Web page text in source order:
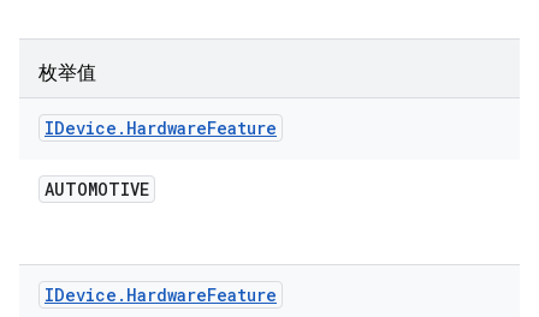
枚举值
IDevice . HardwareFeature
AUTOMOTIVE
IDevice . HardwareFeature